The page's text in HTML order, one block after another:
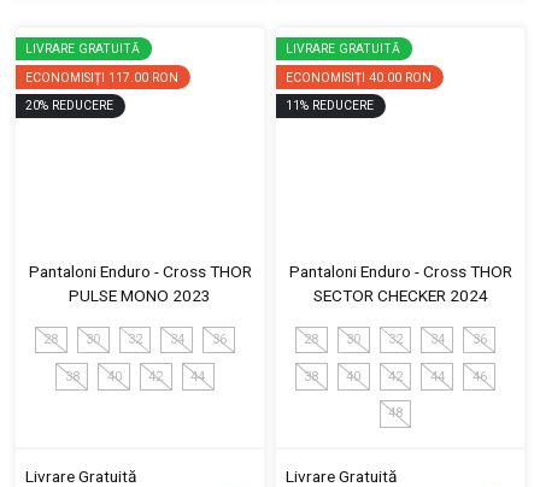
LIVRARE GRATUITĂ
ECONOMISIȚI 117.00 RON
20% REDUCERE
Pantaloni Enduro - Cross THOR
PULSE MONO 2023
28 30 32 34 36
38 40 42 44
Livrare Gratuită
LIVRARE GRATUITĂ
ECONOMISIȚI 40.00 RON
11% REDUCERE
Pantaloni Enduro - Cross THOR
SECTOR CHECKER 2024
28 30 32 34 36
38 40 42 44 46
48
Livrare Gratuită